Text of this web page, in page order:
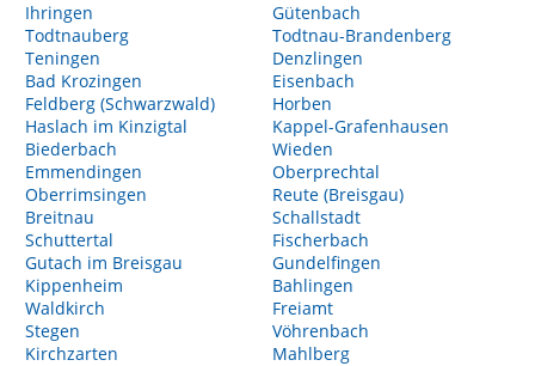
Ihringen
Todtnauberg
Teningen
Bad Krozingen
Feldberg (Schwarzwald)
Haslach im Kinzigtal
Biederbach
Emmendingen
Oberrimsingen
Breitnau
Schuttertal
Gutach im Breisgau
Kippenheim
Waldkirch
Stegen
Kirchzarten
Gütenbach
Todtnau-Brandenberg
Denzlingen
Eisenbach
Horben
Kappel-Grafenhausen
Wieden
Oberprechtal
Reute (Breisgau)
Schallstadt
Fischerbach
Gundelfingen
Bahlingen
Freiamt
Vöhrenbach
Mahlberg